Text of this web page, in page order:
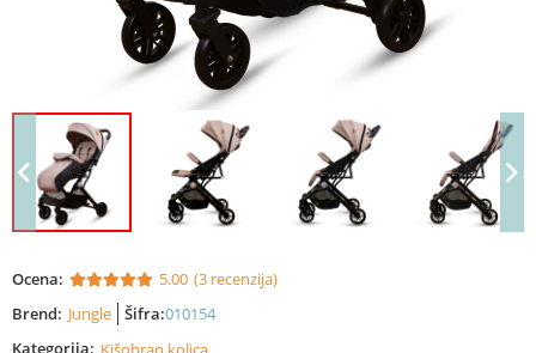
Ocena: 5.00 (3 recenzija)
Brend: Jungle Šifra:010154
Kategorija: